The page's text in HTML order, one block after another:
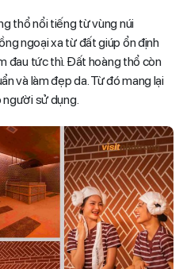
thổ nổi tiếng từ vùng núi
ngoại xa từ đất giúp ổn định
đau tức thì. Đất hoàng thổ còn
và làm đẹp da. Từ đó mang lại
sử dụng.